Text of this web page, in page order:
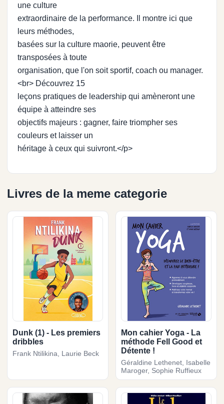
une culture
extraordinaire de la performance. Il montre ici que
leurs méthodes,
basées sur la culture maorie, peuvent être
transposées à toute
organisation, que l'on soit sportif, coach ou manager.
<br> Découvrez 15
leçons pratiques de leadership qui amèneront une
équipe à atteindre ses
objectifs majeurs : gagner, faire triompher ses
couleurs et laisser un
héritage à ceux qui suivront.</p>
Livres de la meme categorie
Dunk (1) - Les premiers
dribbles
Frank Ntilikina, Laurie Beck
Mon cahier Yoga - La
méthode Fell Good et
Détente !
Géraldine Lethenet, Isabelle
Maroger, Sophie Ruffieux